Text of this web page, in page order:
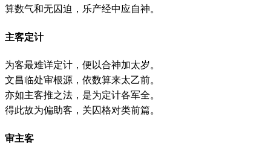
算数气和无囚迫，乐产经中应自神。
主客定计
为客最难详定计，便以合神加太岁。
文昌临处审根源，依数算来太乙前。
亦如主客推之法，是为定计各军全。
得此故为偏助客，关囚格对类前篇。
审主客